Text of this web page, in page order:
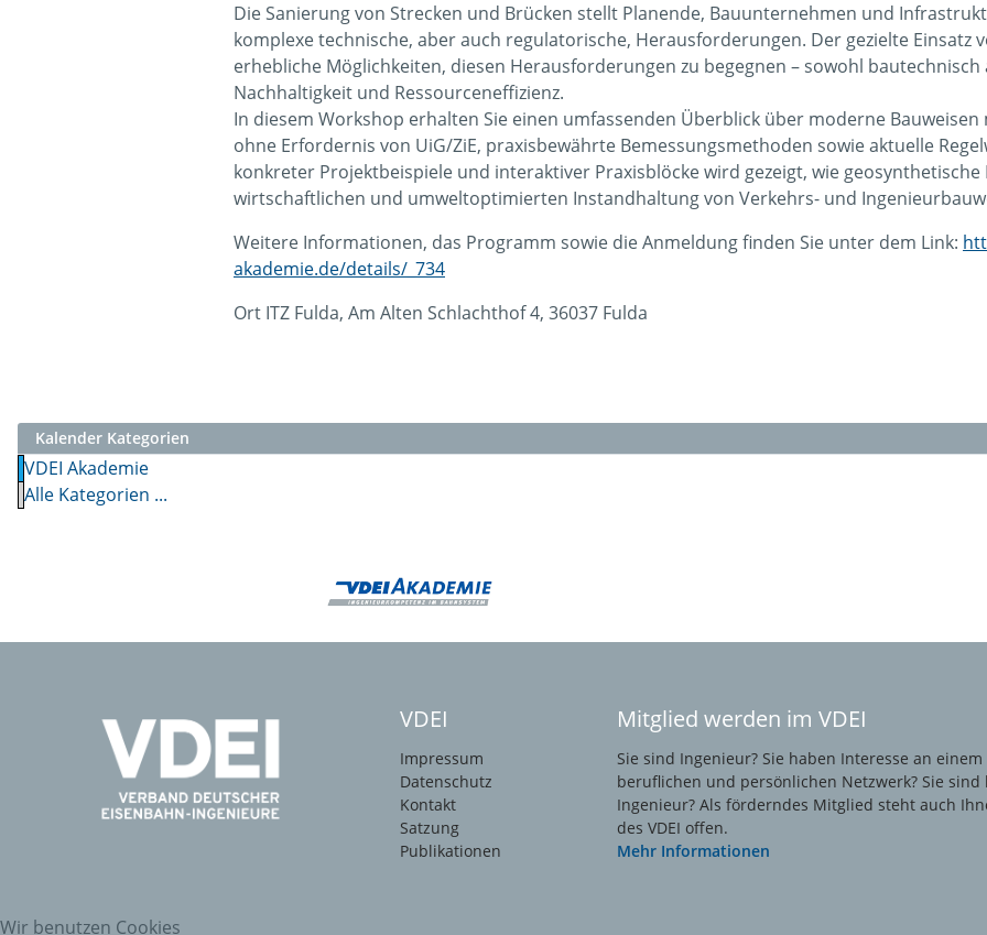
Die Sanierung von Strecken und Brücken stellt Planende, Bauunternehmen und
komplexe technische, aber auch regulatorische, Herausforderungen. Der gezielte Einsatz
erhebliche Möglichkeiten, diesen Herausforderungen zu begegnen – sowohl bautechnisch
Nachhaltigkeit und Ressourceneffizienz.
In diesem Workshop erhalten Sie einen umfassenden Überblick über moderne
ohne Erfordernis von UiG/ZiE, praxisbewährte Bemessungsmethoden sowie aktuelle
konkreter Projektbeispiele und interaktiver Praxisblöcke wird gezeigt, wie geosynthetische
wirtschaftlichen und umweltoptimierten Instandhaltung von Verkehrs- und
Weitere Informationen, das Programm sowie die Anmeldung finden Sie unter dem Link:
akademie.de/details/_734
Ort ITZ Fulda, Am Alten Schlachthof 4, 36037 Fulda
Kalender Kategorien
VDEI Akademie
Alle Kategorien ...
VDEI
Impressum
Datenschutz
Kontakt
Satzung
Publikationen
Mitglied werden im VDEI
Sie sind Ingenieur? Sie haben Interesse an einem
beruflichen und persönlichen Netzwerk? Sie sind
Ingenieur? Als förderndes Mitglied steht auch
des VDEI offen.
Mehr Informationen
Wir benutzen Cookies